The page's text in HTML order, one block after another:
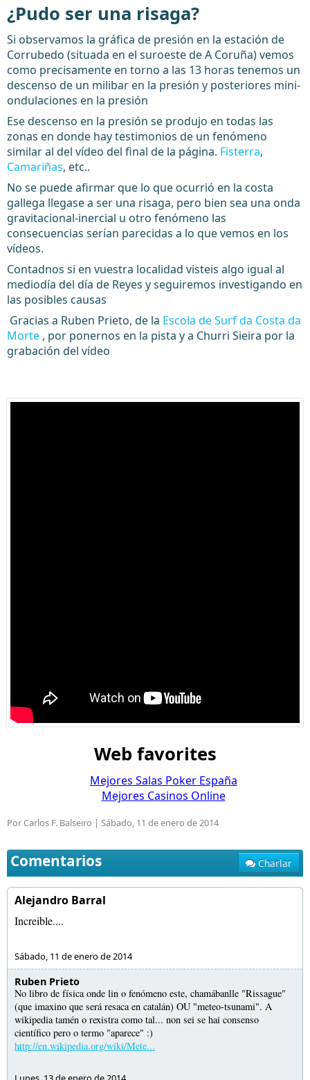
¿Pudo ser una risaga?
Si observamos la gráfica de presión en la estación de
Corrubedo (situada en el suroeste de A Coruña) vemos
como precisamente en torno a las 13 horas tenemos un
descenso de un milibar en la presión y posteriores mini-
ondulaciones en la presión
Ese descenso en la presión se produjo en todas las
zonas en donde hay testimonios de un fenómeno
similar al del vídeo del final de la página. Fisterra,
Camariñas, etc..
No se puede afirmar que lo que ocurrió en la costa
gallega llegase a ser una risaga, pero bien sea una onda
gravitacional-inercial u otro fenómeno las
consecuencias serían parecidas a lo que vemos en los
vídeos.
Contadnos si en vuestra localidad visteis algo igual al
mediodía del día de Reyes y seguiremos investigando en
las posibles causas
Gracias a Ruben Prieto, de la Escola de Surf da Costa da
Morte , por ponernos en la pista y a Churri Sieira por la
grabación del vídeo
Web favorites
Mejores Salas Poker España
Mejores Casinos Online
Por Carlos F. Balseiro | Sábado, 11 de enero de 2014
Comentarios Charlar
Alejandro Barral
Increible....
Sábado, 11 de enero de 2014
Ruben Prieto
No libro de física onde lin o fenómeno este, chamábanlle "Rissague"
(que imaxino que será resaca en catalán) OU "meteo-tsunami". A
wikipedia tamén o rexistra como tal... non sei se hai consenso
científico pero o termo "aparece" :)
http://en.wikipedia.org/wiki/Mete...